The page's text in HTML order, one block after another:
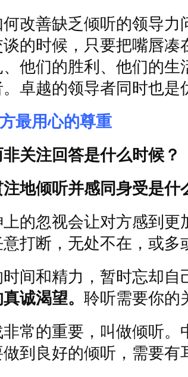
改善缺乏倾听的领导
的时候，只要把嘴唇
他们的胜利、他们的
卓越的领导者同时也是
最用心的尊重
关注回答是什么时候？
地倾听并感同身受是什
的忽视会让对方感到
打断，无处不在，或多
间和精力，暂时忘却自
诚渴望。 聆听需要你的
常的重要，叫做倾听
到良好的倾听，需要有